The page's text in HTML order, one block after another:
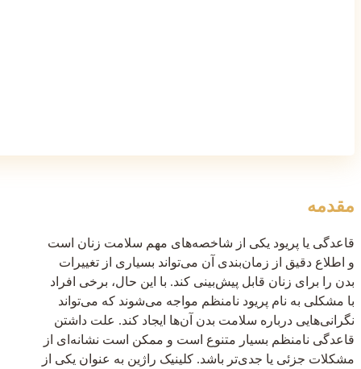
مقدمه
قاعدگی یا پریود یکی از شاخصه‌های مهم سلامت زنان است
و اطلاع دقیق از زمان‌بندی آن می‌تواند بسیاری از تغییرات
بدن را برای زنان قابل پیش‌بینی کند. با این حال، برخی افراد
با مشکلی به نام پریود نامنظم مواجه می‌شوند که می‌تواند
نگرانی‌هایی درباره سلامت بدن آن‌ها ایجاد کند. علت داشتن
قاعدگی نامنظم بسیار متنوع است و ممکن است نشانه‌ای از
مشکلات جزئی یا جدی‌تر باشد. کلینیک راژین به عنوان یکی از